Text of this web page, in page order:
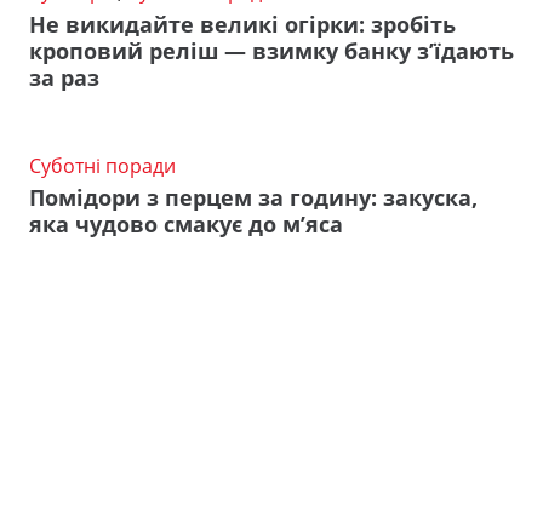
Не викидайте великі огірки: зробіть
кроповий реліш — взимку банку з’їдають
за раз
Суботні поради
Помідори з перцем за годину: закуска,
яка чудово смакує до м’яса